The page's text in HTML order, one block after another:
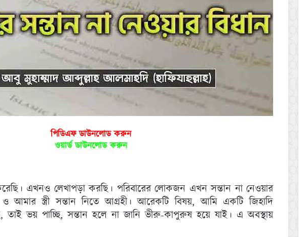
পিডিএফ ডাউনলোড করুন
ওয়ার্ড ডাউনলোড করুন
এখনও লেখাপড়া করছি। পরিবারের লোকজন এখন সন্তান না নেওয়ার
আমার স্ত্রী সন্তান নিতে আগ্রহী। আরেকটি বিষয়, আমি একটি জিহাদি
তাই ভয় পাচ্ছি, সন্তান হলে না জানি ভীরু-কাপুরুষ হয়ে যাই। এ অবস্থায়